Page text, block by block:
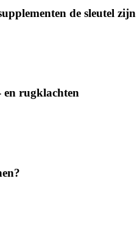
de sleutel
rugklachten